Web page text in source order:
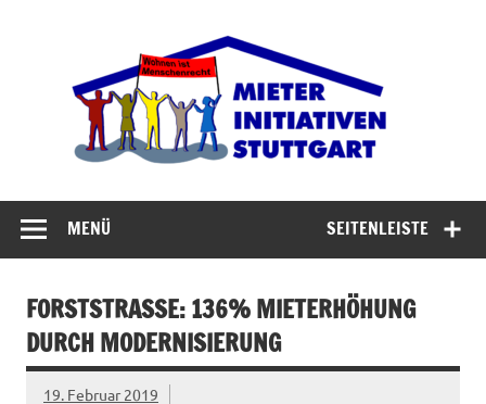
verteidigen
SEITENLEISTE
MENÜ
FORSTSTRASSE: 136% MIETERHÖHUNG D
URCH MODERNISIERUNG
19. Februar 2019